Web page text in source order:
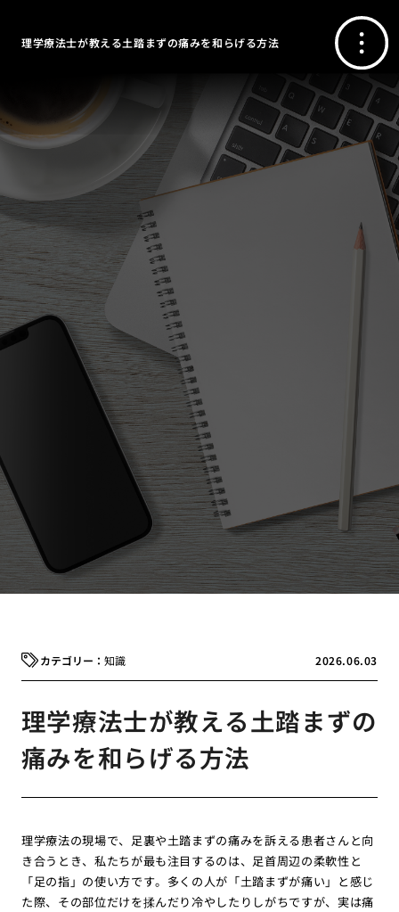
理学療法士が教える土踏まずの痛みを和らげる方法
2026.06.03
知識
理学療法士が教える土踏まずの
痛みを和らげる方法
理学療法の現場で、足裏や土踏まずの痛みを訴える患者さんと向
き合うとき、私たちが最も注目するのは、足首周辺の柔軟性と
「足の指」の使い方です。多くの人が「土踏まずが痛い」と感じ
た際、その部位だけを揉んだり冷やしたりしがちですが、実は痛